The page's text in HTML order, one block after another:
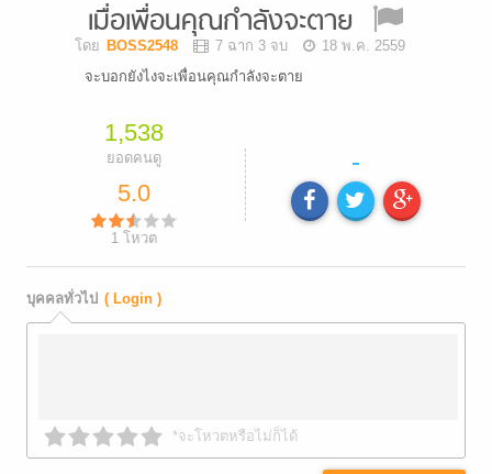
เมื่อเพื่อนคุณกำลังจะตาย
โดย BOSS2548 7 ฉาก 3 จบ
18 พ.ค. 2559
จะบอกยังไงจะเพื่อนคุณกำลังจะตาย
1,538
ยอดคนดู
5.0
1โหวต
-
บุคคลทั่วไป ( Login )
*จะโหวตหรือไม่ก็ได้